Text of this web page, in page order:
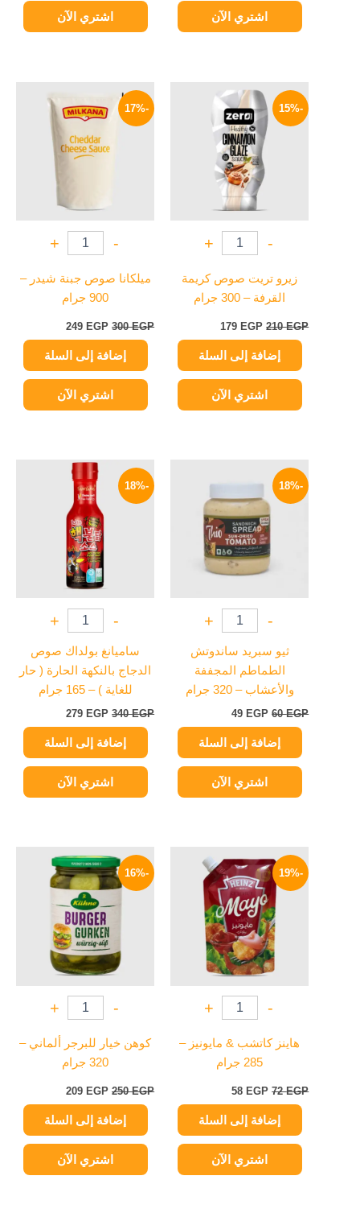
اشتري الآن اشتري الآن
-15%
-
+
زيرو تريت صوص كريمة
القرفة – 300 جرام
210EGP
السعر
الأصلي
هو:
210 EGP.
179 EGP
الحالي
179 EGP.
إضافة إلى السلة
اشتري الآن
-17%
-
+
ميلكانا صوص جبنة شيدر –
900 جرام
300EGP
هو:
249 EGP
الحالي
هو:
249 EGP.
إضافة إلى السلة
اشتري الآن
-18%
-
+
ثيو سبريد ساندوتش
الطماطم المجففة
والأعشاب – 320 جرام
60EGP
60 EGP.
49 EGP
49 EGP.
إضافة إلى السلة
اشتري الآن
-18%
-
+
ساميانغ بولداك صوص
الدجاج بالنكهة الحارة ( حار
للغاية ) – 165 جرام
340EGP
السعر
الأصلي
340 EGP.
279 EGP
إضافة إلى السلة
اشتري الآن
-19%
-
+
هاينز كاتشب & مايونيز –
285 جرام
72EGP
الأصلي
هو:
72 EGP.
58 EGP
الحالي
هو:
58 EGP.
إضافة إلى السلة
اشتري الآن
-16%
-
+
كوهن خيار للبرجر ألماني –
320 جرام
250EGP
السعر
الأصلي
هو:
250 EGP.
209 EGP
السعر
الحالي
هو:
209 EGP.
إضافة إلى السلة
اشتري الآن